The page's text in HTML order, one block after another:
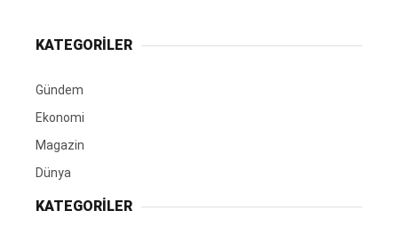
KATEGORİLER
Gündem
Ekonomi
Magazin
Dünya
KATEGORİLER